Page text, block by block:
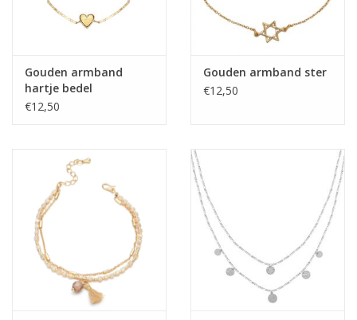
Gouden armband
hartje bedel
€12,50
Gouden armband ster
€12,50